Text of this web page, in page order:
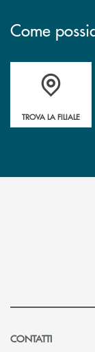
Come
Accedi all'
TROVA LA FILIALE
CONTATTI